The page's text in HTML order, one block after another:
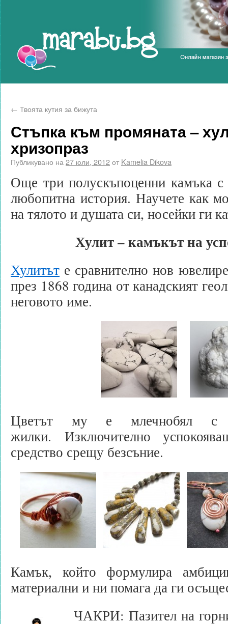
← Твоята кутия за бижута
Стъпка към промяната –
хризопраз
Публикувано на 27 юли, 2012от Kamelia Dikova
Още три полускъпоценни камъка с
любопитна история. Научете как
на тялото и душата си, носейки ги
Хулит – камъкът на
Хулитът е сравнително нов
през 1868 година от канадският
неговото име.
Цветът му е млечнобял с
жилки. Изключително
средство срещу безсъние.
Камък, който формулира
материални и ни помага да ги
ЧАКРИ: Пазител на